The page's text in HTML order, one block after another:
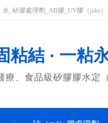
_矽膠處理劑_AB膠_UV膠（jiāo
粘結 · 一粘
療、食品級矽膠膠水定